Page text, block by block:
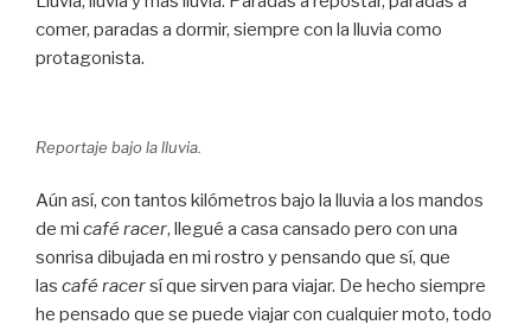
comer, paradas a dormir, siempre con la lluvia como
protagonista.
Reportaje bajo la lluvia.
Aún así, con tantos kilómetros bajo la lluvia a los mandos
de mi café racer, llegué a casa cansado pero con una
sonrisa dibujada en mi rostro y pensando que sí, que
las café racersí que sirven para viajar. De hecho siempre
he pensado que se puede viajar con cualquier moto, todo